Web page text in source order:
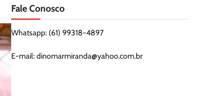
Fale Conosco
Whatsapp: (61) 99318-4897
E-mail: dinomarmiranda@yahoo.com.br